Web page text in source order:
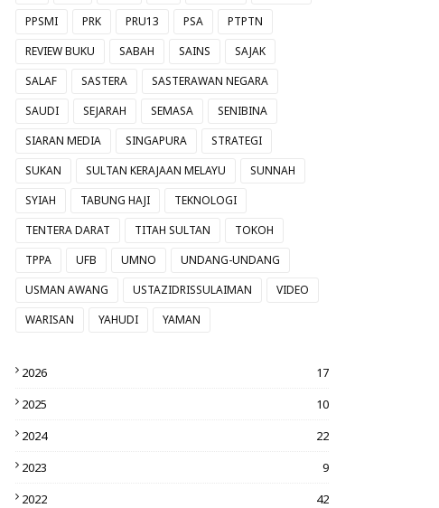
PPSMI
PRK PRU13 PSA
PTPTN
REVIEW BUKU
SABAH SAINS
SAJAK
SALAF
SASTERA
SASTERAWAN NEGARA
SAUDI
SEJARAH SEMASA
SENIBINA
SIARAN MEDIA
SINGAPURA
STRATEGI
SUKAN
SULTAN KERAJAAN MELAYU
SUNNAH
SYIAH
TABUNG HAJI
TEKNOLOGI
TENTERA DARAT
TITAH SULTAN
TOKOH
TPPA
UFB UMNO
UNDANG-UNDANG
USMAN AWANG
USTAZIDRISSULAIMAN
VIDEO
WARISAN
YAHUDI YAMAN
2026
17
2025
10
2024
22
2023
9
2022
42